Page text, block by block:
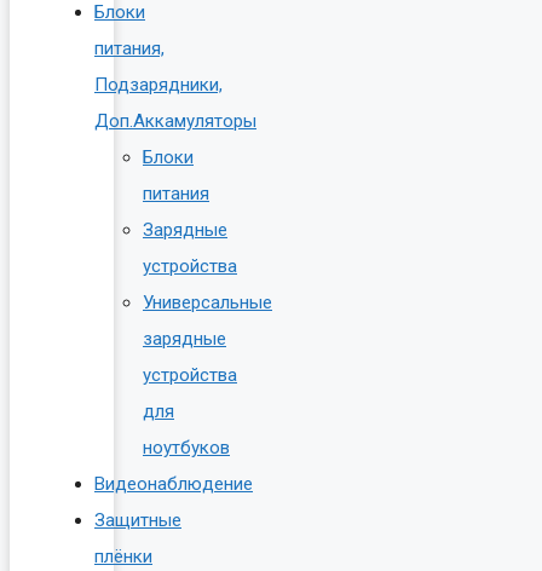
Блоки
питания,
Подзарядники,
Доп.Аккамуляторы
Блоки
питания
Зарядные
устройства
Универсальные
зарядные
устройства
для
ноутбуков
Видеонаблюдение
Защитные
плёнки